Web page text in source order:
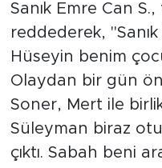
Sanık Emre Can
reddederek,
Hüseyin benim
Olaydan bir gün
Soner, Mert ile
Süleyman biraz
çıktı. Sabah beni